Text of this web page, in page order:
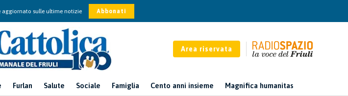
aggiornato sulle ultime notizie Abbonati
Area riservata
Furlan Salute Sociale Famiglia Cento anni insieme Magnifica humanitas